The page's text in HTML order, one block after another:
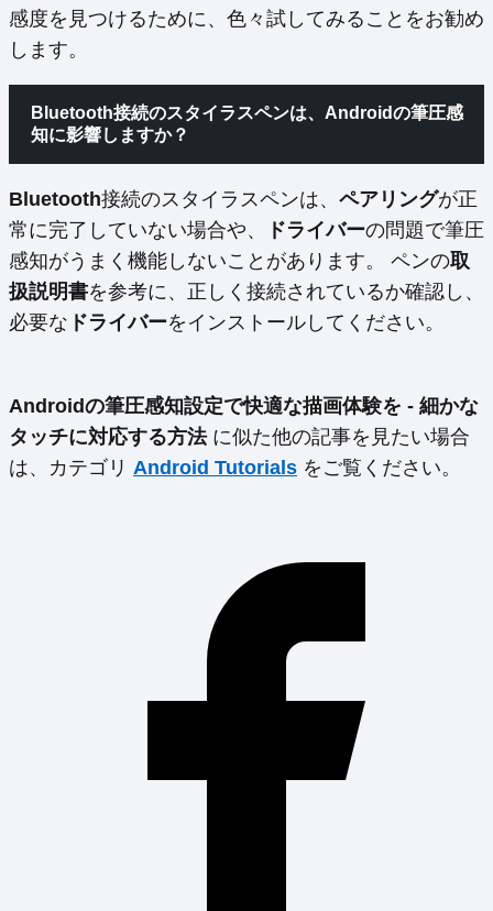
感度を見つけるために、色々試してみることをお勧め
します。
Bluetooth接続のスタイラスペンは、Androidの筆圧感
知に影響しますか？
Bluetooth接続のスタイラスペンは、 ペアリングが正
常に完了していない場合や、
ドライバーの問題で筆圧
感知がうまく機能しないことがあります。 ペンの取
扱説明書を参考に、正しく接続されているか確認し、
必要な ドライバーをインストールしてください。
Androidの筆圧感知設定で快適な描画体験を - 細かな
タッチに対応する方法に似た他の記事を見たい場合
は、カテゴリ Android Tutorials をご覧ください。